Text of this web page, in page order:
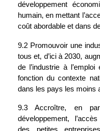
développement
humain, en mettant
coût abordable et dans
9.2 Promouvoir une
tous et, d’ici à 2030,
de l’industrie à
fonction du contexte
dans les pays les moins
9.3 Accroître, en
développement,
des petites